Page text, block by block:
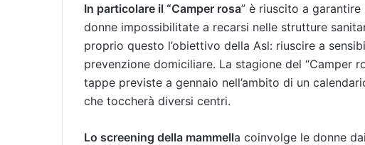
In particolare il “Camper rosa” è riuscito a
donne impossibilitate a recarsi nelle strutture
proprio questo l’obiettivo della Asl: riuscire a
prevenzione domiciliare. La stagione del “Camper
tappe previste a gennaio nell’ambito di un
che toccherà diversi centri.
Lo screening della mammella coinvolge le donne